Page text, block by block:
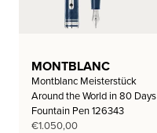
MONTBLANC
Montblanc Meisterstück
Around the World in 80 Days
Fountain Pen 126343
€1.050,00